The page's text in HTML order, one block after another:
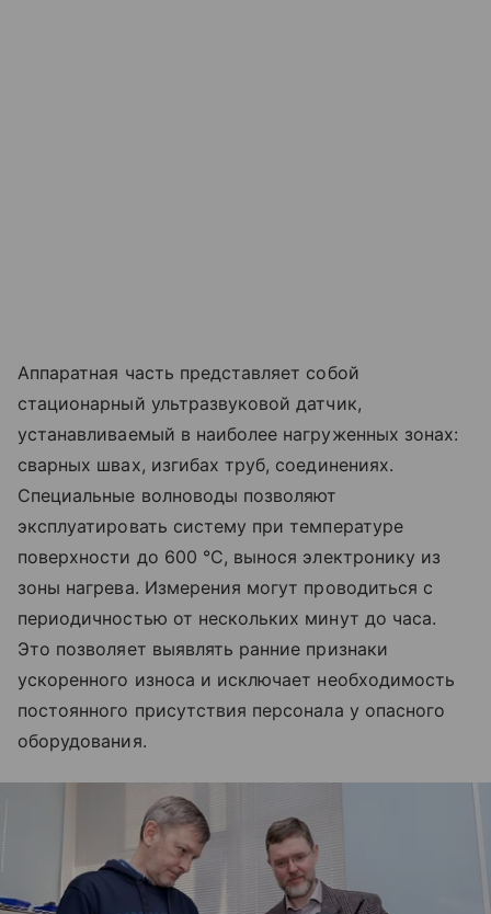
Аппаратная часть представляет собой
стационарный ультразвуковой датчик,
устанавливаемый в наиболее нагруженных зонах:
сварных швах, изгибах труб, соединениях.
Специальные волноводы позволяют
эксплуатировать систему при температуре
поверхности до 600 °C, вынося электронику из
зоны нагрева. Измерения могут проводиться с
периодичностью от нескольких минут до часа.
Это позволяет выявлять ранние признаки
ускоренного износа и исключает необходимость
постоянного присутствия персонала у опасного
оборудования.